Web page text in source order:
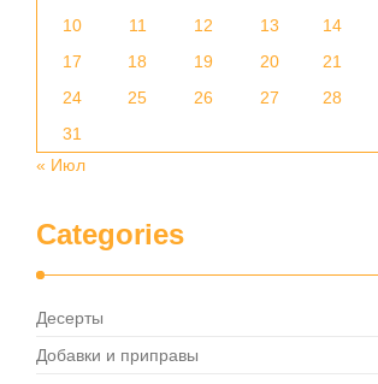
10
11 12 13 14
17
18 19 20 21
24
25 26 27 28
31
« Июл
Categories
Десерты
Добавки и приправы